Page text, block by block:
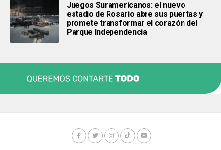
Juegos Suramericanos: el nuevo
estadio de Rosario abre sus puertas y
promete transformar el corazón del
Parque Independencia